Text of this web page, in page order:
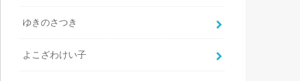
ゆきのさつき
よこざわけい子